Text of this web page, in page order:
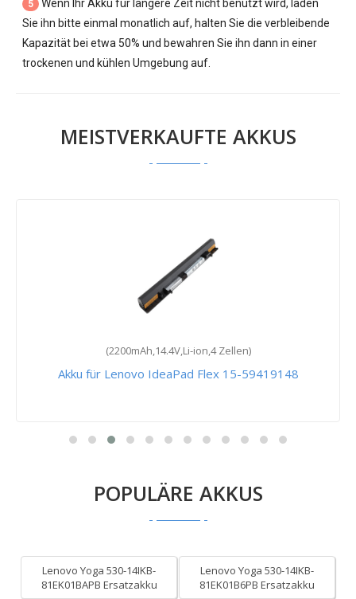
5
Wenn Ihr Akku für längere Zeit nicht benutzt wird, laden
Sie ihn bitte einmal monatlich auf, halten Sie die verbleibende
Kapazität bei etwa 50% und bewahren Sie ihn dann in einer
trockenen und kühlen Umgebung auf.
MEISTVERKAUFTE AKKUS
(2200mAh,14.4V,Li-ion,4 Zellen)
Akku für Lenovo IdeaPad Flex 15-59419148
POPULÄRE AKKUS
Lenovo Yoga 530-14IKB-
81EK01BAPB Ersatzakku
Lenovo Yoga 530-14IKB-
81EK01B6PB Ersatzakku